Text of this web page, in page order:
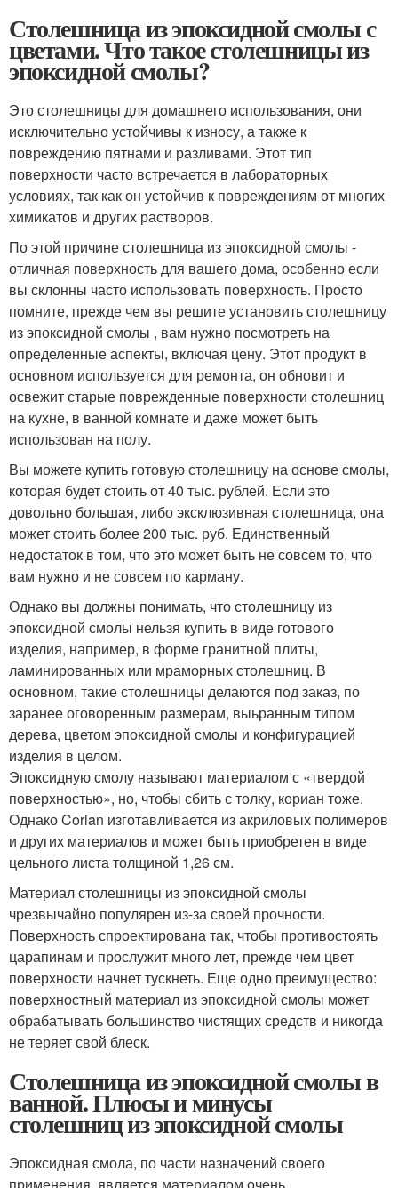
Столешница из эпоксидной смолы с
цветами. Что такое столешницы из
эпоксидной смолы?
Это столешницы для домашнего использования, они
исключительно устойчивы к износу, а также к
повреждению пятнами и разливами. Этот тип
поверхности часто встречается в лабораторных
условиях, так как он устойчив к повреждениям от многих
химикатов и других растворов.
По этой причине столешница из эпоксидной смолы -
отличная поверхность для вашего дома, особенно если
вы склонны часто использовать поверхность. Просто
помните, прежде чем вы решите установить столешницу
из эпоксидной смолы , вам нужно посмотреть на
определенные аспекты, включая цену. Этот продукт в
основном используется для ремонта, он обновит и
освежит старые поврежденные поверхности столешниц
на кухне, в ванной комнате и даже может быть
использован на полу.
Вы можете купить готовую столешницу на основе смолы,
которая будет стоить от 40 тыс. рублей. Если это
довольно большая, либо эксклюзивная столешница, она
может стоить более 200 тыс. руб. Единственный
недостаток в том, что это может быть не совсем то, что
вам нужно и не совсем по карману.
Однако вы должны понимать, что столешницу из
эпоксидной смолы нельзя купить в виде готового
изделия, например, в форме гранитной плиты,
ламинированных или мраморных столешниц. В
основном, такие столешницы делаются под заказ, по
заранее оговоренным размерам, выьранным типом
дерева, цветом эпоксидной смолы и конфигурацией
изделия в целом.
Эпоксидную смолу называют материалом с «твердой
поверхностью», но, чтобы сбить с толку, кориан тоже.
Однако Corian изготавливается из акриловых полимеров
и других материалов и может быть приобретен в виде
цельного листа толщиной 1,26 см.
Материал столешницы из эпоксидной смолы
чрезвычайно популярен из-за своей прочности.
Поверхность спроектирована так, чтобы противостоять
царапинам и прослужит много лет, прежде чем цвет
поверхности начнет тускнеть. Еще одно преимущество:
поверхностный материал из эпоксидной смолы может
обрабатывать большинство чистящих средств и никогда
не теряет свой блеск.
Столешница из эпоксидной смолы в
ванной. Плюсы и минусы
столешниц из эпоксидной смолы
Эпоксидная смола, по части назначений своего